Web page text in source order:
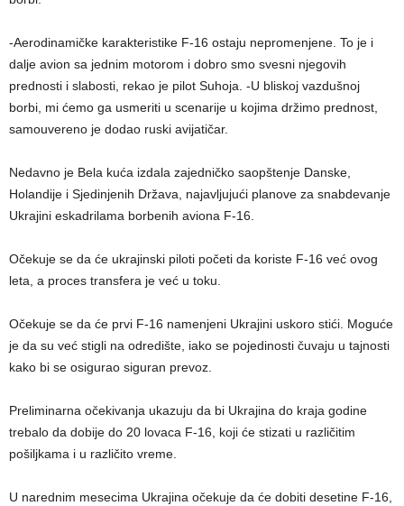
-Aerodinamičke karakteristike F-16 ostaju nepromenjene. To je i
dalje avion sa jednim motorom i dobro smo svesni njegovih
prednosti i slabosti, rekao je pilot Suhoja. -U bliskoj vazdušnoj
borbi, mi ćemo ga usmeriti u scenarije u kojima držimo prednost,
samouvereno je dodao ruski avijatičar.
Nedavno je Bela kuća izdala zajedničko saopštenje Danske,
Holandije i Sjedinjenih Država, najavljujući planove za snabdevanje
Ukrajini eskadrilama borbenih aviona F-16.
Očekuje se da će ukrajinski piloti početi da koriste F-16 već ovog
leta, a proces transfera je već u toku.
Očekuje se da će prvi F-16 namenjeni Ukrajini uskoro stići. Moguće
je da su već stigli na odredište, iako se pojedinosti čuvaju u tajnosti
kako bi se osigurao siguran prevoz.
Preliminarna očekivanja ukazuju da bi Ukrajina do kraja godine
trebalo da dobije do 20 lovaca F-16, koji će stizati u različitim
pošiljkama i u različito vreme.
U narednim mesecima Ukrajina očekuje da će dobiti desetine F-16,